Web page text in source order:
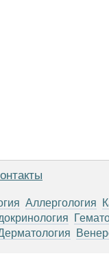
Аллергология